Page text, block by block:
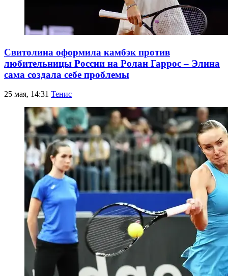
Свитолина оформила камбэк против
любительницы России на Ролан Гаррос – Элина
сама создала себе проблемы
25 мая, 14:31 Тенис